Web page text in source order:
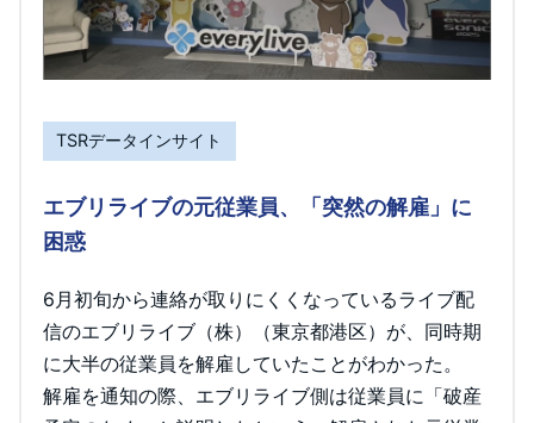
TSRデータインサイト
エブリライブの元従業員、「突然の解雇」に
困惑
6月初旬から連絡が取りにくくなっているライブ配
信のエブリライブ（株）（東京都港区）が、同時期
に大半の従業員を解雇していたことがわかった。
解雇を通知の際、エブリライブ側は従業員に「破産